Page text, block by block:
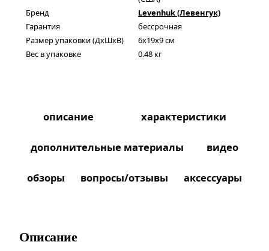
Бренд
Levenhuk (Левенгук)
Гарантия
бессрочная
Размер упаковки (ДxШxВ)
6x19x9 см
Вес в упаковке
0.48 кг
описание характеристики
дополнительные материалы видео
обзоры вопросы/отзывы аксессуары
Описание